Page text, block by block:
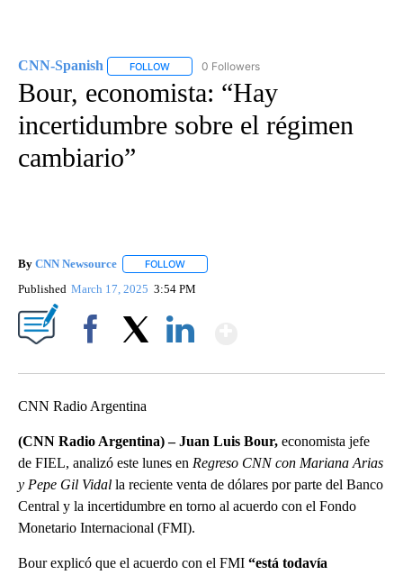
CNN-Spanish FOLLOW FOLLOW "CNN-SPANISH" TO RECEIVE
0 Followers
Bour, economista: “Hay
incertidumbre sobre el régimen
cambiario”
By CNN Newsource FOLLOW
Published March 17, 2025 3:54 PM
CNN Radio Argentina
(CNN Radio Argentina) – Juan Luis Bour, economista jefe
de FIEL, analizó este lunes en Regreso CNN con Mariana Arias
y Pepe Gil Vidal la reciente venta de dólares por parte del Banco
Central y la incertidumbre en torno al acuerdo con el Fondo
Monetario Internacional (FMI).
Bour explicó que el acuerdo con el FMI “está todavía